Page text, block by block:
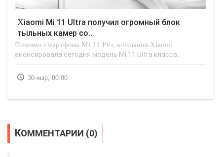
Xiaomi Mi 11 Ultra получил огромный блок
тыльных камер со..
Помимо смартфона Mi 11 Pro, компания Xiaomi
анонсировала сегодня модель Mi 11 Ultra класса..
30-мар, 00:00
КОММЕНТАРИИ (0)